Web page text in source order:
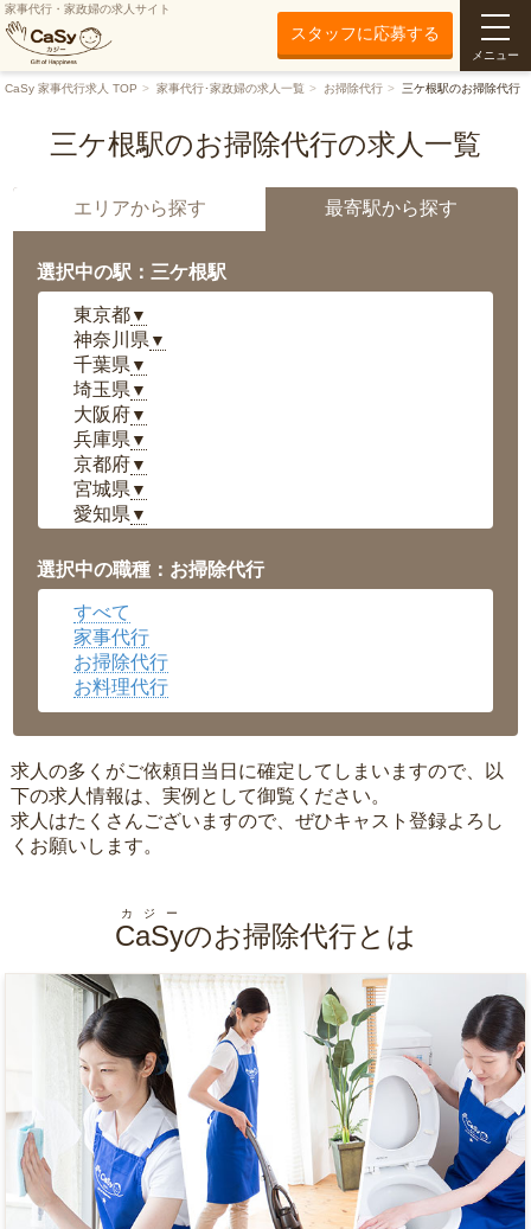
家事代行・家政婦の求人サイト
スタッフに応募する
メニュー
CaSy 家事代行求人 TOP 家事代行･家政婦の求人一覧 お掃除代行 三ケ根駅のお掃除代行
三ケ根駅のお掃除代行の求人一覧
エリアから探す 最寄駅から探す
選択中の駅：三ケ根駅
東京都▼
神奈川県 ▼
千葉県 ▼
埼玉県 ▼
大阪府▼
兵庫県 ▼
京都府▼
宮城県 ▼
愛知県 ▼
岡山県▼
広島県▼
沖縄県
選択中の職種：お掃除代行
すべて
家事代行
お掃除代行
お料理代行
求人の多くがご依頼日当日に確定してしまいますので、以
下の求人情報は、実例として御覧ください。
求人はたくさんございますので、ぜひキャスト登録よろし
くお願いします。
CaSy
カジー
のお掃除代行とは